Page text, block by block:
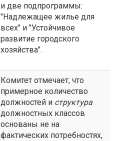
и две подпрограммы:
"Надлежащее жилье для
всех" и "Устойчивое
развитие городского
хозяйства".
Комитет отмечает, что
примерное количество
должностей и структура
должностных классов
основаны не на
фактических потребностях,